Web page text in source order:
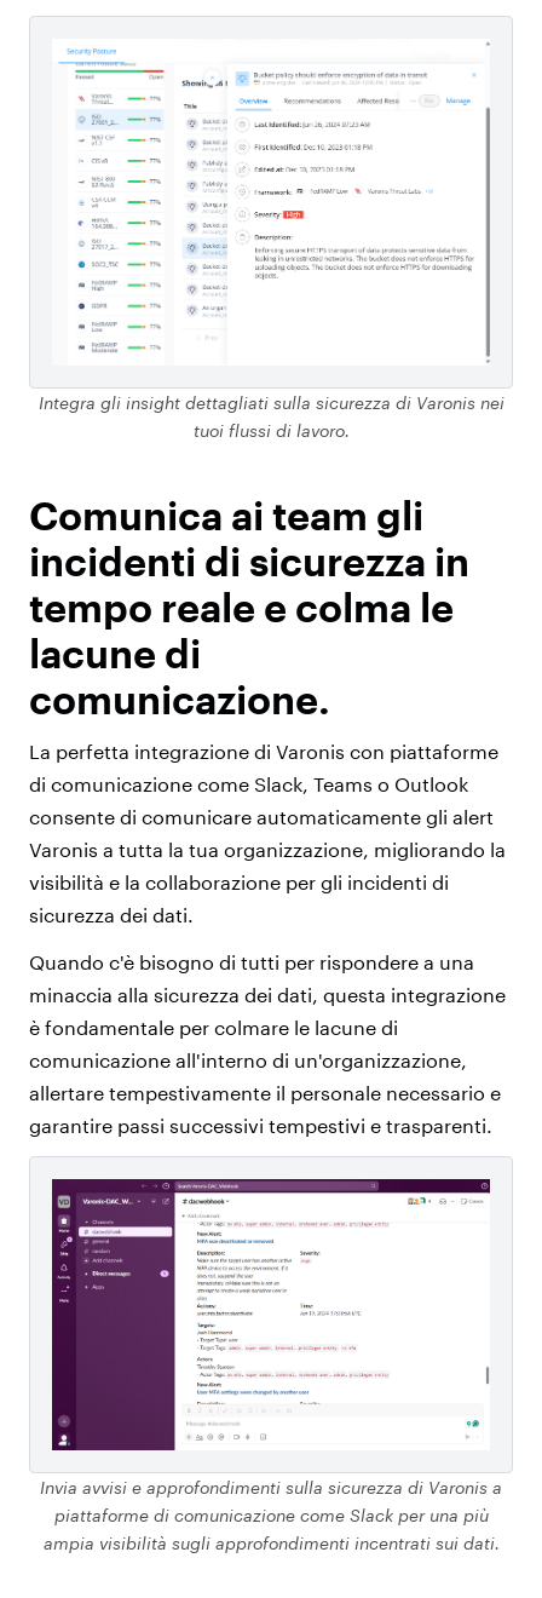
Integra gli insight dettagliati sulla sicurezza di Varonis nei
tuoi flussi di lavoro.
Comunica ai team gli
incidenti di sicurezza in
tempo reale e colma le
lacune di
comunicazione.
La perfetta integrazione di Varonis con piattaforme
di comunicazione come Slack, Teams o Outlook
consente di comunicare automaticamente gli alert
Varonis a tutta la tua organizzazione, migliorando la
visibilità e la collaborazione per gli incidenti di
sicurezza dei dati.
Quando c'è bisogno di tutti per rispondere a una
minaccia alla sicurezza dei dati, questa integrazione
è fondamentale per colmare le lacune di
comunicazione all'interno di un'organizzazione,
allertare tempestivamente il personale necessario e
garantire passi successivi tempestivi e trasparenti.
Invia avvisi e approfondimenti sulla sicurezza di Varonis a
piattaforme di comunicazione come Slack per una più
ampia visibilità sugli approfondimenti incentrati sui dati.